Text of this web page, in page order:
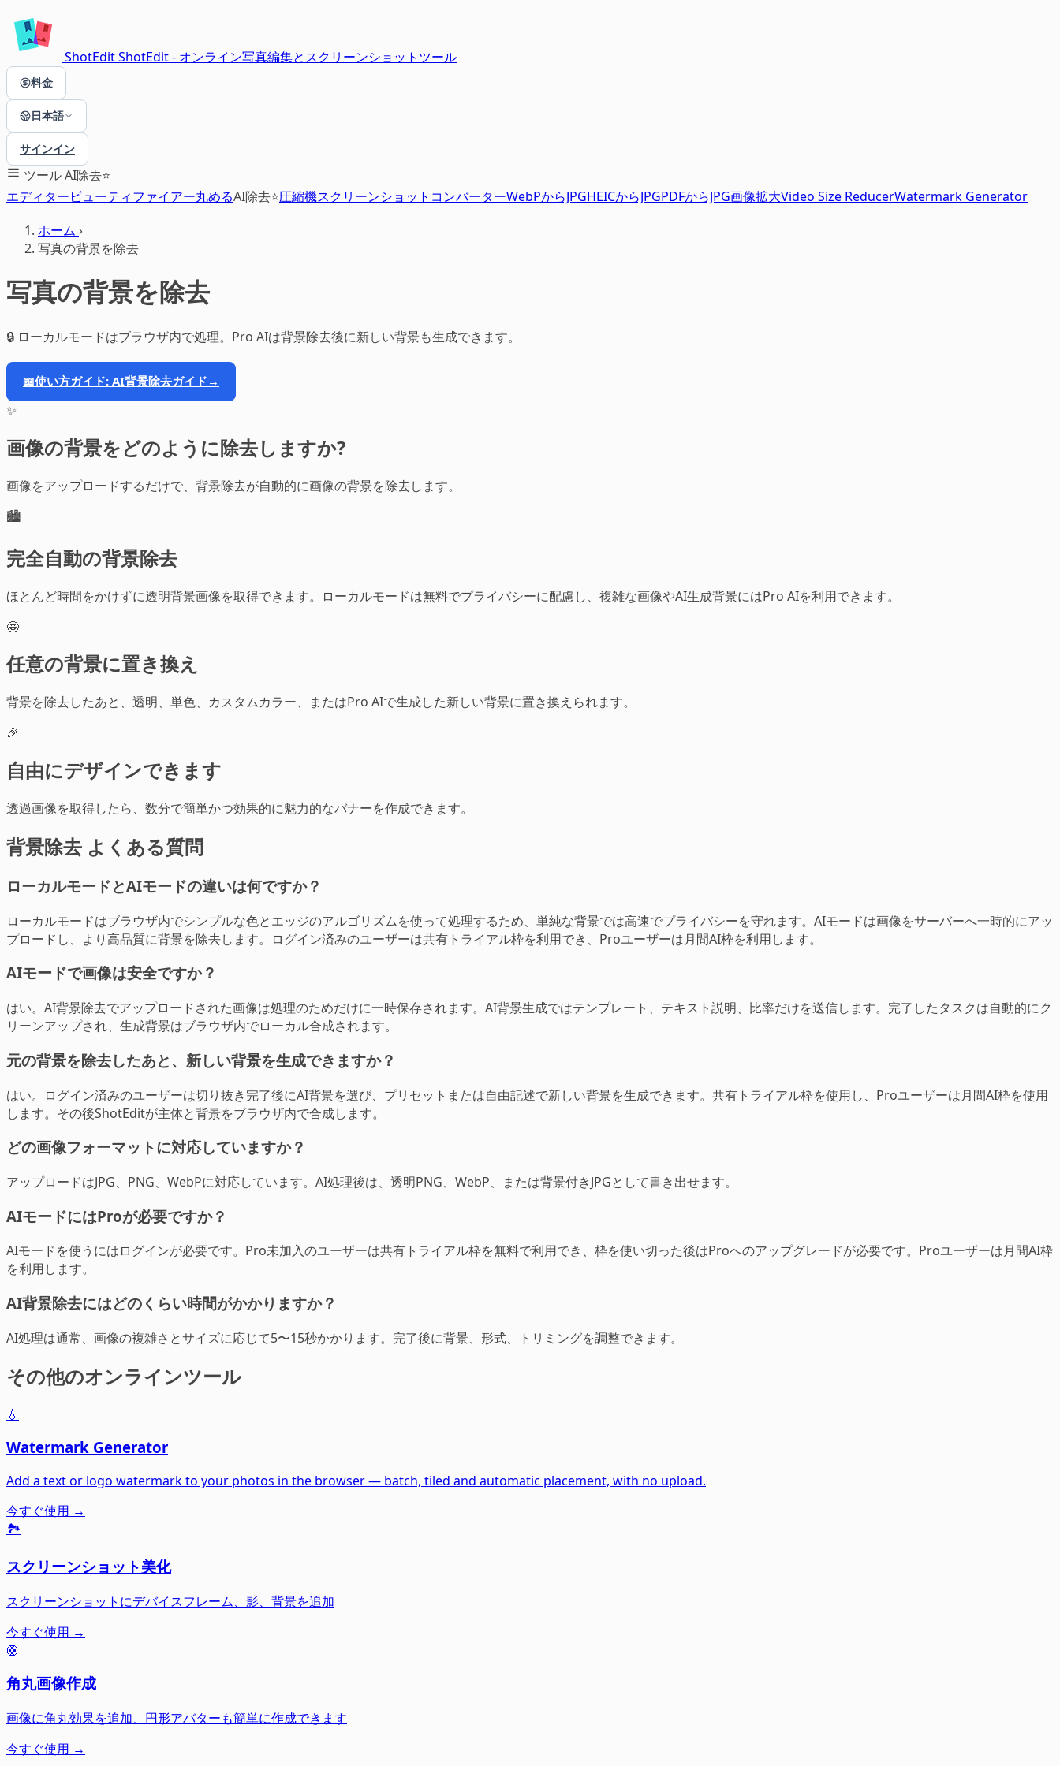
ShotEditShotEdit - オンライン写真編集とスクリーンショットツール
料金
日本語
サインイン
ツールAI除去⭐
エディタービューティファイアー丸めるAI除去⭐圧縮機スクリーンショット コンバーターWebPからJPGHEICからJPGPDFからJPG画像拡大Video Size ReducerWatermark Generator
ホーム ›
写真の背景を除去
写真の背景を除去
🔒 ローカルモードはブラウザ内で処理。Pro AIは背景除去後に新しい背景も生成できます。
📖使い方ガイド: AI背景除去ガイド →
✨
画像の背景をどのように除去しますか?
画像をアップロードするだけで、背景除去が自動的に画像の背景を除去します。
🏙️
完全自動の背景除去
ほとんど時間をかけずに透明背景画像を取得できます。ローカルモードは無料でプライバシーに配慮し、複雑な画像やAI生成背景にはPro AIを利用できます。
🤩
任意の背景に置き換え
背景を除去したあと、透明、単色、カスタムカラー、またはPro AIで生成した新しい背景に置き換えられます。
🎉
自由にデザインできます
透過画像を取得したら、数分で簡単かつ効果的に魅力的なバナーを作成できます。
背景除去 よくある質問
ローカルモードとAIモードの違いは何ですか？
ローカルモードはブラウザ内でシンプルな色とエッジのアルゴリズムを使って処理するため、単純な背景では高速でプライバシーを守れます。AIモードは画像をサーバーへ一時的にアッ
プロードし、より高品質に背景を除去します。ログイン済みのユーザーは共有トライアル枠を利用でき、Proユーザーは月間AI枠を利用します。
AIモードで画像は安全ですか？
はい。AI背景除去でアップロードされた画像は処理のためだけに一時保存されます。AI背景生成ではテンプレート、テキスト説明、比率だけを送信します。完了したタスクは自動的にク
リーンアップされ、生成背景はブラウザ内でローカル合成されます。
元の背景を除去したあと、新しい背景を生成できますか？
はい。ログイン済みのユーザーは切り抜き完了後にAI背景を選び、プリセットまたは自由記述で新しい背景を生成できます。共有トライアル枠を使用し、Proユーザーは月間AI枠を使用
します。その後ShotEditが主体と背景をブラウザ内で合成します。
どの画像フォーマットに対応していますか？
アップロードはJPG、PNG、WebPに対応しています。AI処理後は、透明PNG、WebP、または背景付きJPGとして書き出せます。
AIモードにはProが必要ですか？
AIモードを使うにはログインが必要です。Pro未加入のユーザーは共有トライアル枠を無料で利用でき、枠を使い切った後はProへのアップグレードが必要です。Proユーザーは月間AI枠
を利用します。
AI背景除去にはどのくらい時間がかかりますか？
AI処理は通常、画像の複雑さとサイズに応じて5〜15秒かかります。完了後に背景、形式、トリミングを調整できます。
その他のオンラインツール
💧
Watermark Generator
Add a text or logo watermark to your photos in the browser — batch, tiled and automatic placement, with no upload.
今すぐ使用 →
🏞️
スクリーンショット美化
スクリーンショットにデバイスフレーム、影、背景を追加
今すぐ使用 →
🛟
角丸画像作成
画像に角丸効果を追加、円形アバターも簡単に作成できます
今すぐ使用 →